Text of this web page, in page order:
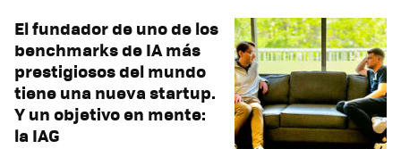
El fundador de uno de los
benchmarks de IA más
prestigiosos del mundo
tiene una nueva startup.
Y un objetivo en mente:
la IAG